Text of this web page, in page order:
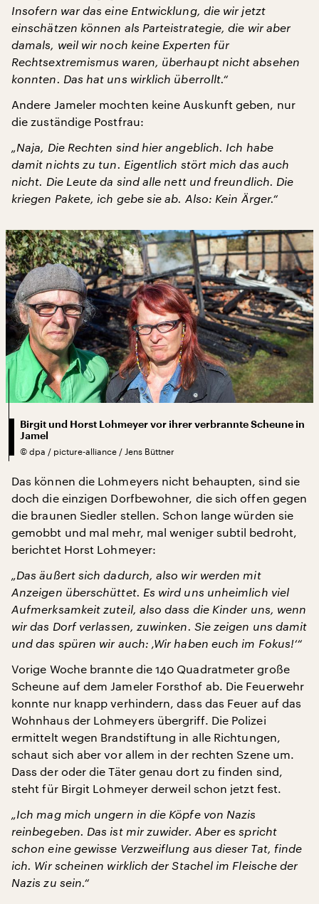
Insofern war das eine Entwicklung, die wir jetzt
einschätzen können als Parteistrategie, die wir aber
damals, weil wir noch keine Experten für
Rechtsextremismus waren, überhaupt nicht absehen
konnten. Das hat uns wirklich überrollt.“
Andere Jameler mochten keine Auskunft geben, nur
die zuständige Postfrau:
„Naja, Die Rechten sind hier angeblich. Ich habe
damit nichts zu tun. Eigentlich stört mich das auch
nicht. Die Leute da sind alle nett und freundlich. Die
kriegen Pakete, ich gebe sie ab. Also: Kein Ärger.“
Birgit und Horst Lohmeyer vor ihrer verbrannte Scheune in
Jamel
© dpa / picture-alliance / Jens Büttner
Das können die Lohmeyers nicht behaupten, sind sie
doch die einzigen Dorfbewohner, die sich offen gegen
die braunen Siedler stellen. Schon lange würden sie
gemobbt und mal mehr, mal weniger subtil bedroht,
berichtet Horst Lohmeyer:
„Das äußert sich dadurch, also wir werden mit
Anzeigen überschüttet. Es wird uns unheimlich viel
Aufmerksamkeit zuteil, also dass die Kinder uns, wenn
wir das Dorf verlassen, zuwinken. Sie zeigen uns damit
und das spüren wir auch: ‚Wir haben euch im Fokus!‘“
Vorige Woche brannte die 140 Quadratmeter große
Scheune auf dem Jameler Forsthof ab. Die Feuerwehr
konnte nur knapp verhindern, dass das Feuer auf das
Wohnhaus der Lohmeyers übergriff. Die Polizei
ermittelt wegen Brandstiftung in alle Richtungen,
schaut sich aber vor allem in der rechten Szene um.
Dass der oder die Täter genau dort zu finden sind,
steht für Birgit Lohmeyer derweil schon jetzt fest.
„Ich mag mich ungern in die Köpfe von Nazis
reinbegeben. Das ist mir zuwider. Aber es spricht
schon eine gewisse Verzweiflung aus dieser Tat, finde
ich. Wir scheinen wirklich der Stachel im Fleische der
Nazis zu sein.“